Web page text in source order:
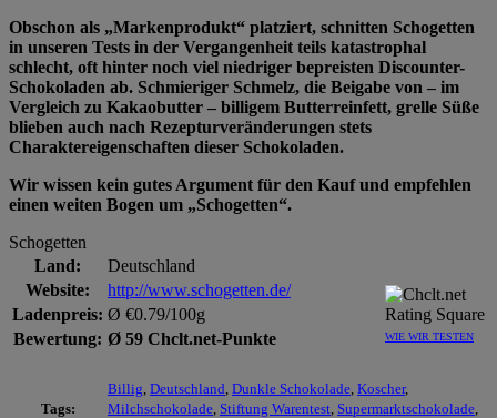
Obschon als „Markenprodukt“ platziert, schnitten Schogetten
in unseren Tests in der Vergangenheit teils katastrophal
schlecht, oft hinter noch viel niedriger bepreisten Discounter-
Schokoladen ab. Schmieriger Schmelz, die Beigabe von – im
Vergleich zu Kakaobutter – billigem Butterreinfett, grelle Süße
blieben auch nach Rezepturveränderungen stets
Charaktereigenschaften dieser Schokoladen.
Wir wissen kein gutes Argument für den Kauf und empfehlen
einen weiten Bogen um „Schogetten“.
Schogetten
Land:
Deutschland
WIE WIR TESTEN
Website:
http://www.schogetten.de/
Ladenpreis: Ø €0.79/100g
Bewertung: Ø 59 Chclt.net-Punkte
Tags:
Billig Deutschland Dunkle Schokolade Koscher,
Milchschokolade Stiftung Warentest Supermarktschokolade